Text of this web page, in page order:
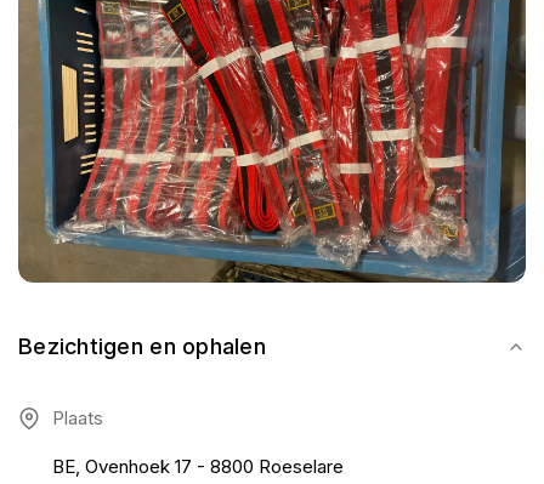
Bezichtigen en ophalen
Plaats
BE, Ovenhoek 17 - 8800 Roeselare